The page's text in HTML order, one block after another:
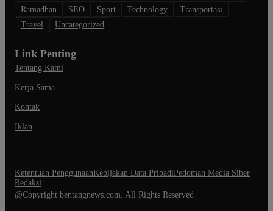
Ramadhan
SEO Sport Technology
Transportasi
Travel
Uncategorized
Link Penting
Tentang Kami
Kerja Sama
Kontak
Iklan
Ketentuan PenggunaanKebijakan Data PribadiPedoman Media Siber
Redaksi
@Copyright bentangnews.com. All Rights Reserved